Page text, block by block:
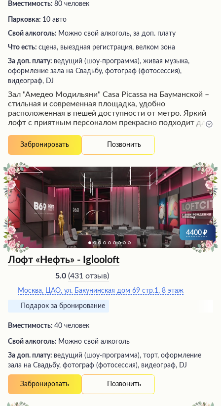
Вместимость: 80 человек
Парковка: 10 авто
Свой алкоголь: Можно свой алкоголь, за доп. плату
Что есть: сцена, выездная регистрация, велком зона
За доп. плату: ведущий (шоу-программа), живая музыка,
оформление зала на Свадьбу, фотограф (фотосессия),
видеограф, DJ
Зал "Амедео Модильяни" Casa Picassa на Бауманской –
стильная и современная площадка, удобно
расположенная в пешей доступности от метро. Яркий
лофт с приятным персоналом прекрасно подходит для
масштаба. Гости отмечают высокий уровень
организации, вкусный кейтеринг и приемлемую
мероприятие на 50 человек, так и масштабный
корпоратив, заказав дополнительные услуги диджея,
фотографа и других специалистов. Отзывчивые и
терпеливые менеджеры окажут качественную
поддержку на всех этапах подготовки и проведения
события.
Забронировать Позвонить
4400
Лофт «Нефть» - Iglooloft
5.0 (431 отзыв)
Москва, ЦАО, ул. Бакунинская дом 69 стр.1, 8 этаж
Подарок за бронирование
Вместимость: 40 человек
Свой алкоголь: Можно свой алкоголь
За доп. плату: ведущий (шоу-программа), торт, оформление
зала на Свадьбу, фотограф (фотосессия), видеограф, DJ
Забронировать Позвонить